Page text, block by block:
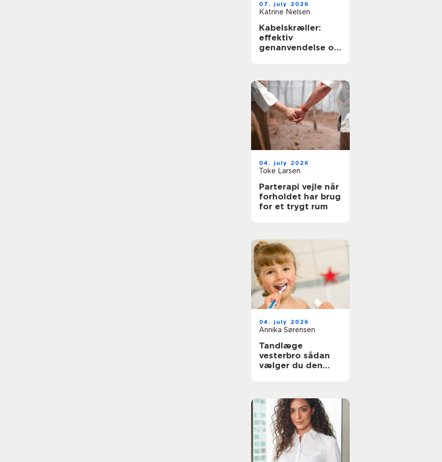
07. july 2026
Katrine Nielsen
Kabelskræller:
effektiv
genanvendelse og
04. july 2026
Toke Larsen
Parterapi vejle når
forholdet har brug
for et trygt rum
04. july 2026
Annika Sørensen
Tandlæge
vesterbro sådan
vælger du den